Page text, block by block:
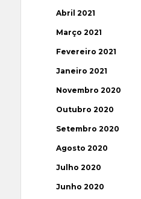
Abril 2021
Março 2021
Fevereiro 2021
Janeiro 2021
Novembro 2020
Outubro 2020
Setembro 2020
Agosto 2020
Julho 2020
Junho 2020